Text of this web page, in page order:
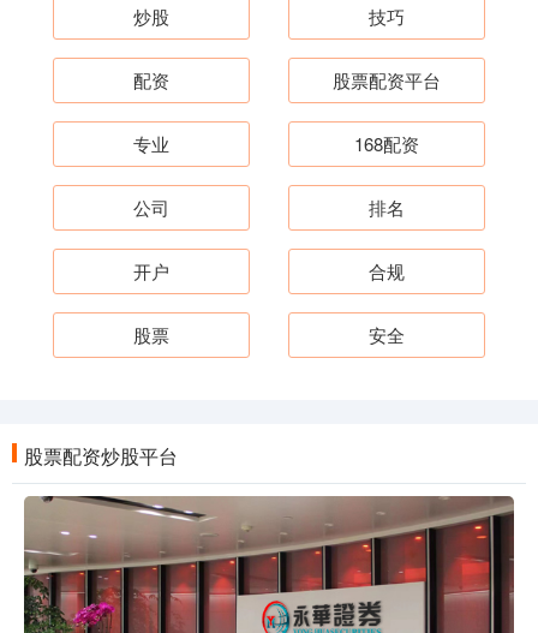
炒股 技巧
配资 股票配资平台
专业 168配资
公司 排名
开户 合规
股票 安全
股票配资炒股平台